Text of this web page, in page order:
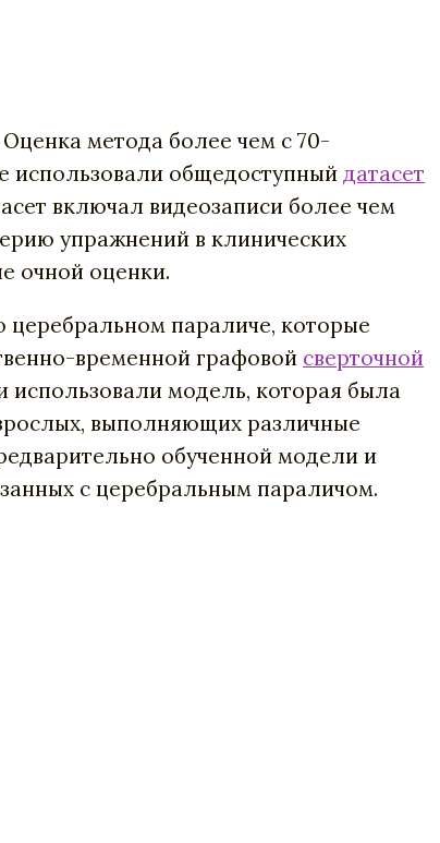
метода более чем с 70-
использовали общедоступный датасет
включал видеозаписи более чем
упражнений в клинических
очной оценки.
церебральном параличе, которые
временной графовой сверточной
модель, которая была
выполняющих различные
обученной модели и
с церебральным параличом.